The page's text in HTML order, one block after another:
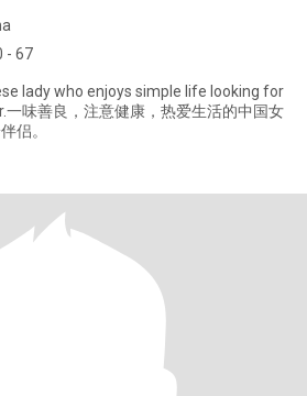
- 67
lady who enjoys simple life looking for
味善良，注意健康，热爱生活的中国女
侣。